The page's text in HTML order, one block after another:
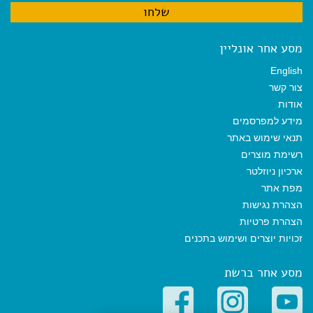
מסע אחר אונליין
English
צור קשר
אודות
מידע למפרסמים
תנאי שימוש באתר
רשימת מוצרים
ארכיון ניוזלטר
מפת אתר
הצהרת נגישות
הצהרת פרטיות
זכויות יוצרים ושימוש בתכנים
מסע אחר ברשת